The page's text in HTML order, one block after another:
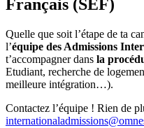
Français (SEF)
Quelle que soit l’étape de ta
l’équipe des Admissions
t’accompagner dans la
Etudiant, recherche de
meilleure intégration…).
Contactez l’équipe ! Rien de